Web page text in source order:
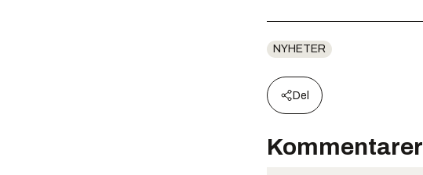
NYHETER
Del
Kommentarer